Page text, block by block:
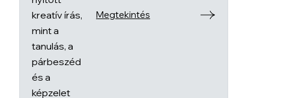
Megtekintés